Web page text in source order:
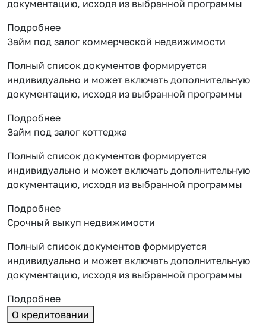
документацию, исходя из выбранной программы
Подробнее
Займ под залог коммерческой недвижимости
Полный список документов формируется
индивидуально и может включать дополнительную
документацию, исходя из выбранной программы
Подробнее
Займ под залог коттеджа
Полный список документов формируется
индивидуально и может включать дополнительную
документацию, исходя из выбранной программы
Подробнее
Срочный выкуп недвижимости
Полный список документов формируется
индивидуально и может включать дополнительную
документацию, исходя из выбранной программы
Подробнее
О кредитовании